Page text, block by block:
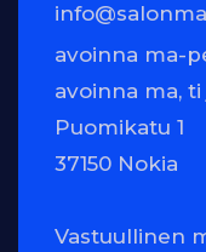
avoinna ma-
avoinna ma, ti
Puomikatu 1
37150 Nokia
Vastuullinen